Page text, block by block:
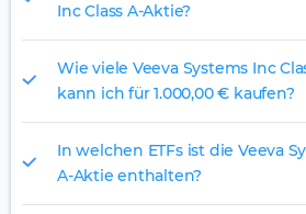
Inc Class A-Aktie?
Wie viele Veeva Systems Inc
kann ich für 1.000,00 € kaufen?
In welchen ETFs ist die Veeva
A-Aktie enthalten?